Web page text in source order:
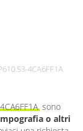
4CA6FF1A
sono
o altri